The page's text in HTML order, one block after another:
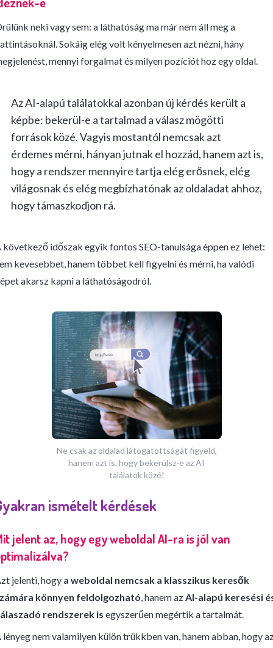
neki vagy sem: a láthatóság ma már nem áll meg a
Sokáig elég volt kényelmesen azt nézni, hány
mennyi forgalmat és milyen pozíciót hoz egy oldal.
Az AI-alapú találatokkal azonban új kérdés került a
képbe: bekerül-e a tartalmad a válasz mögötti
források közé. Vagyis mostantól nemcsak azt
érdemes mérni, hányan jutnak el hozzád, hanem azt is,
hogy a rendszer mennyire tartja elég erősnek, elég
világosnak és elég megbízhatónak az oldaladat ahhoz,
hogy támaszkodjon rá.
következő időszak egyik fontos SEO-tanulsága éppen ez lehet:
kevesebbet, hanem többet kell figyelni és mérni, ha valódi
akarsz kapni a láthatóságodról.
Ne csak az oldalad látogatottságát figyeld,
hanem azt is, hogy bekerülsz-e az AI
találatok közé!
ismételt kérdések
jelent az, hogy egy weboldal AI-ra is jól van
jelenti, hogy a weboldal nemcsak a klasszikus keresők
könnyen feldolgozható, hanem azAI-alapú keresési
rendszerek is egyszerűen megértik a tartalmát.
lényeg nem valamilyen külön trükkben van, hanem abban, hogy